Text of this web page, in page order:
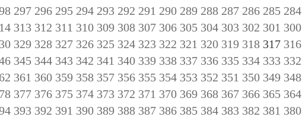
284
285
286
287
288
289
290
291
292
293
294
295
296
297
300
301
302
303
304
305
306
307
308
309
310
311
312
313
316
318
319
320
321
322
323
324
325
326
327
328
329
332
333
334
335
336
337
338
339
340
341
342
343
344
345
348
349
350
351
352
353
354
355
356
357
358
359
360
361
364
365
366
367
368
369
370
371
372
373
374
375
376
377
380
381
382
383
384
385
386
387
388
389
390
391
392
393